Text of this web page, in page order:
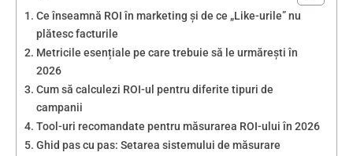
Ce înseamnă ROI în marketing și de ce „Like-urile” nu
plătesc facturile
Metricile esențiale pe care trebuie să le urmărești în
2026
Cum să calculezi ROI-ul pentru diferite tipuri de
campanii
Tool-uri recomandate pentru măsurarea ROI-ului în 2026
Ghid pas cu pas: Setarea sistemului de măsurare